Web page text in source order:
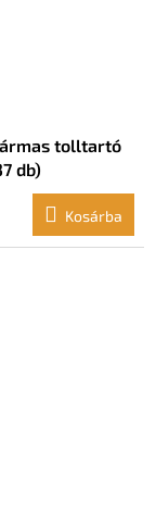
tolltartó
db)
Kosárba